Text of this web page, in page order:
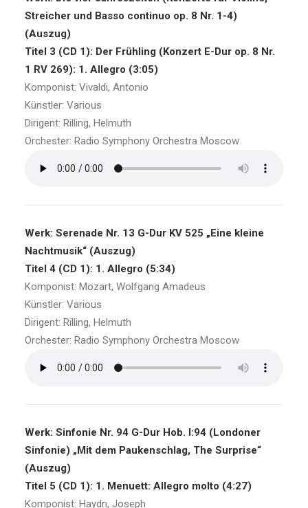
Streicher und Basso continuo op. 8 Nr. 1-4)
(Auszug)
Titel 3 (CD 1): Der Frühling (Konzert E-Dur op. 8 Nr.
1 RV 269): 1. Allegro (3:05)
Komponist: Vivaldi, Antonio
Künstler: Various
Dirigent: Rilling, Helmuth
Orchester: Radio Symphony Orchestra Moscow
Werk: Serenade Nr. 13 G-Dur KV 525 „Eine kleine
Nachtmusik“ (Auszug)
Titel 4 (CD 1): 1. Allegro (5:34)
Komponist: Mozart, Wolfgang Amadeus
Künstler: Various
Dirigent: Rilling, Helmuth
Orchester: Radio Symphony Orchestra Moscow
Werk: Sinfonie Nr. 94 G-Dur Hob. I:94 (Londoner
Sinfonie) „Mit dem Paukenschlag, The Surprise“
(Auszug)
Titel 5 (CD 1): 1. Menuett: Allegro molto (4:27)
Komponist: Haydn, Joseph